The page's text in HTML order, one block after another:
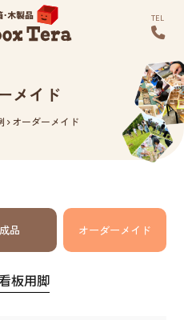
TEL
メイド
オーダーメイド
品 オーダーメイド
板用脚